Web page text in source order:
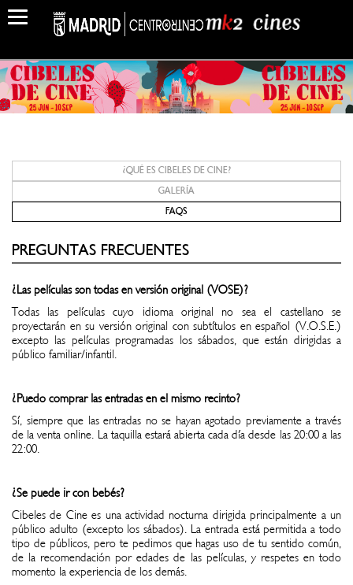
¿QUÉ ES CIBELES DE CINE?
GALERÍA
FAQS
PREGUNTAS FRECUENTES
¿Las películas son todas en versión original (VOSE)?
Todas las películas cuyo idioma original no sea el castellano se
proyectarán en su versión original con subtítulos en español (V.O.S.E.)
excepto las películas programadas los sábados, que están dirigidas a
público familiar/infantil.
¿Puedo comprar las entradas en el mismo recinto?
Sí, siempre que las entradas no se hayan agotado previamente a través
de la venta online. La taquilla estará abierta cada día desde las 20:00 a las
22:00.
¿Se puede ir con bebés?
Cibeles de Cine es una actividad nocturna dirigida principalmente a un
público adulto (excepto los sábados). La entrada está permitida a todo
tipo de públicos, pero te pedimos que hagas uso de tu sentido común,
de la recomendación por edades de las películas, y respetes en todo
momento la experiencia de los demás.